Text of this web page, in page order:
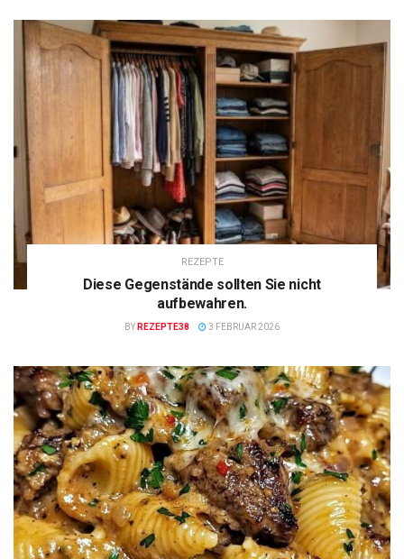
REZEPTE
Diese Gegenstände sollten Sie nicht
aufbewahren.
BY REZEPTE38 3 FEBRUAR 2026